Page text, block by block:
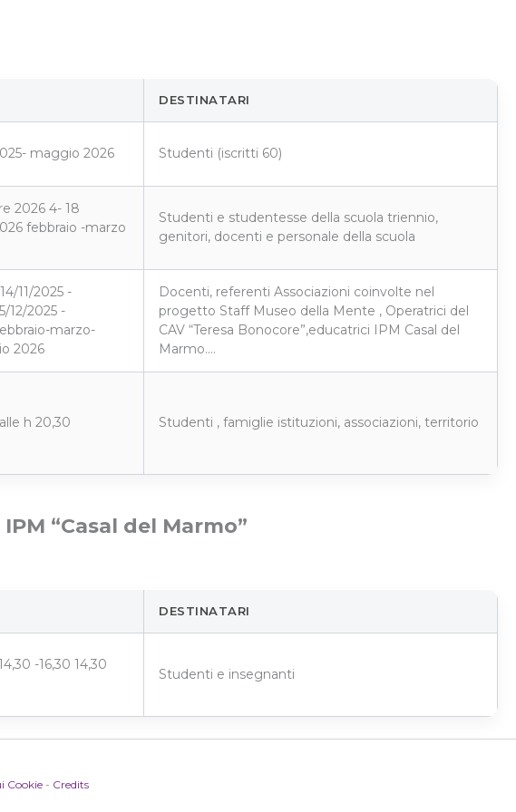
DESTINATARI
maggio 2026 Studenti (iscritti 60)
2026 4- 18
febbraio -marzo
Studenti e studentesse della scuola triennio,
genitori, docenti e personale della scuola
11/2025 -
12/2025 -
marzo-
2026
Docenti, referenti Associazioni coinvolte nel
progetto Staff Museo della Mente , Operatrici del
CAV “Teresa Bonocore”,educatrici IPM Casal del
Marmo.…
h 20,30 Studenti , famiglie istituzioni, associazioni, territorio
“Casal del Marmo”
DESTINATARI
-16,30 14,30
Studenti e insegnanti
Cookie- Credits